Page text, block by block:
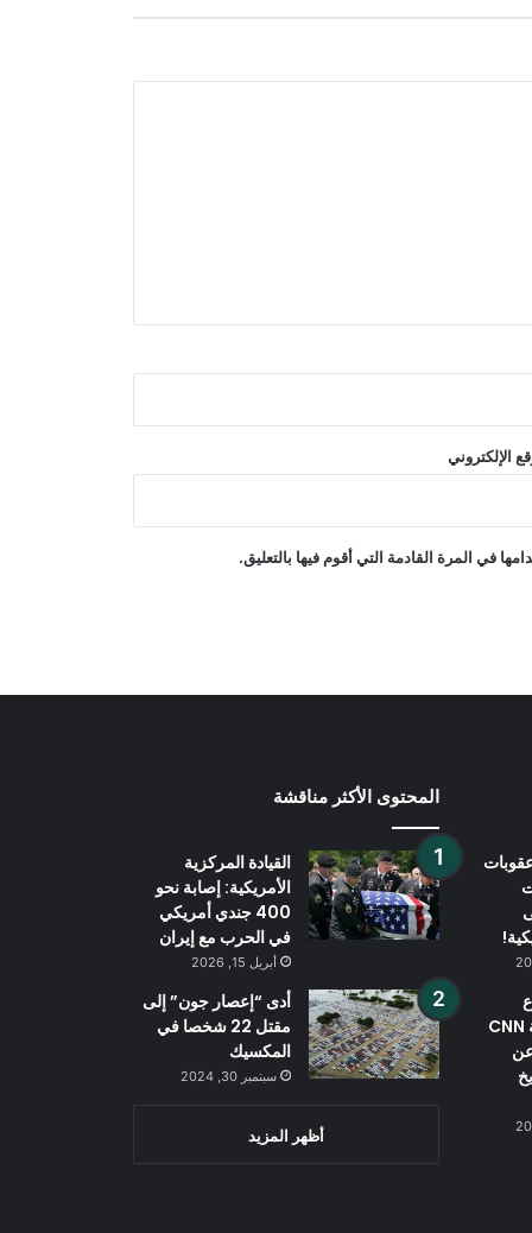
السلام)
الولايات المتحدة تغلق خمساً من بعثاتها
شمال صنعاء
اتفاق مؤقت بشأن مضيق هرمز
الإلكتروني
في المرة القادمة التي أقوم فيها بالتعليق.
الأمريكي شبكة CNN
المحتوى الأكثر مناقشة
القيادة المركزية
الأمريكية: إصابة نحو
400 جندي أمريكي
في الحرب مع إيران
أبريل 15, 2026
أدى “إعصار جون” إلى
مقتل 22 شخصا في
المكسيك
سبتمبر 30, 2024
أظهر المزيد